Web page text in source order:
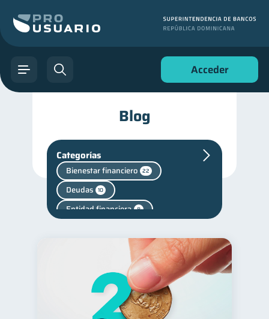
Acceder
Blog
Categorías
Bienestar financiero 22
Deudas 10
Entidad financiera 8
Finanzas personales 44
Manejo de deudas 31